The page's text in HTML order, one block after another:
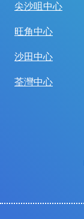
尖沙咀中心
旺角中心
沙田中心
荃灣中心